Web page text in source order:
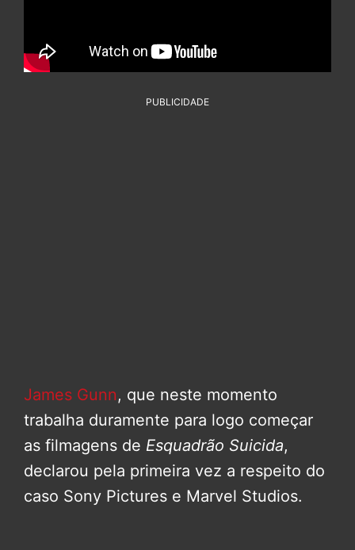
PUBLICIDADE
James Gunn, que neste momento
trabalha duramente para logo começar
as filmagens de Esquadrão Suicida,
declarou pela primeira vez a respeito do
caso Sony Pictures e Marvel Studios.